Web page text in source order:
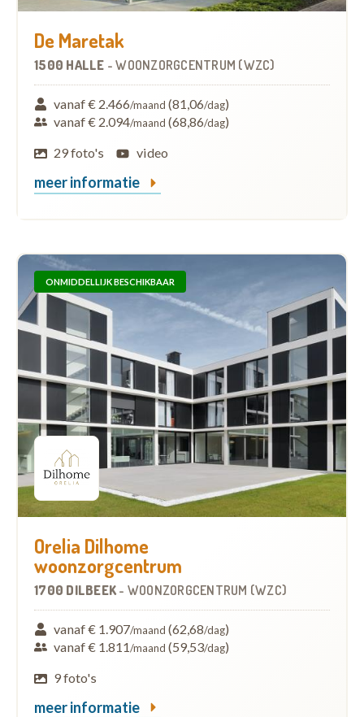
De Maretak
1500 HALLE -WOONZORGCENTRUM (WZC)
vanaf € 2.466/maand (81,06/dag)
vanaf € 2.094/maand (68,86/dag)
29 foto's
video
meer informatie
ONMIDDELLIJK BESCHIKBAAR
Orelia Dilhome
woonzorgcentrum
1700 DILBEEK- WOONZORGCENTRUM (WZC)
vanaf € 1.907/maand (62,68/dag)
vanaf € 1.811/maand (59,53/dag)
9 foto's
meer informatie